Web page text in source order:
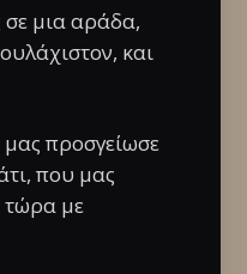
σε μια αράδα,
και
μας προσγείωσε
που μας
τώρα με